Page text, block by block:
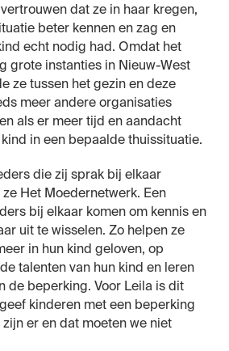
dat ze in haar kregen,
beter kennen en zag en
echt nodig had. Omdat het
grote instanties in Nieuw-West
ze tussen het gezin en deze
meer andere organisaties
als er meer tijd en aandacht
in een bepaalde thuissituatie.
die zij sprak bij elkaar
Het Moedernetwerk. Een
bij elkaar komen om kennis en
uit te wisselen. Zo helpen ze
in hun kind geloven, op
talenten van hun kind en leren
de beperking. Voor Leila is dit
kinderen met een beperking
er en dat moeten we niet